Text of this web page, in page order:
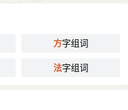
到。”
方字组词
法字组词